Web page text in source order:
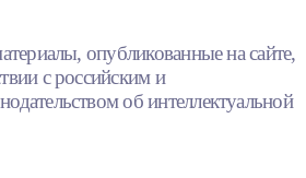
опубликованные на сайте,
с российским и
об интеллектуальной